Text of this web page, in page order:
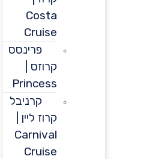
Costa
Cruise
פרינסס
קרוזס |
Princess
קרניבל
קרוז ליין |
Carnival
Cruise